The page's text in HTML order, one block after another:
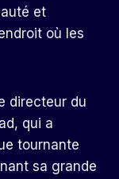
et
où les
directeur du
qui a
tournante
sa grande